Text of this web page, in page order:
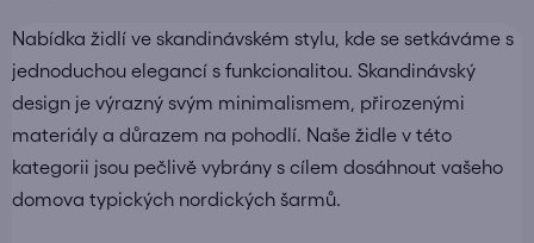
Nabídka židlí ve skandinávském stylu, kde se setkáváme s
jednoduchou elegancí s funkcionalitou. Skandinávský
design je výrazný svým minimalismem, přirozenými
materiály a důrazem na pohodlí. Naše židle v této
kategorii jsou pečlivě vybrány s cílem dosáhnout vašeho
domova typických nordických šarmů.